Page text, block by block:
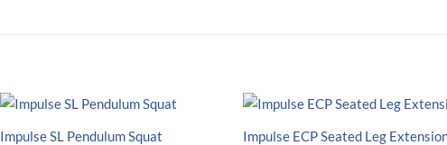
Impulse SL Pendulum Squat
Impulse ECP Seated Leg